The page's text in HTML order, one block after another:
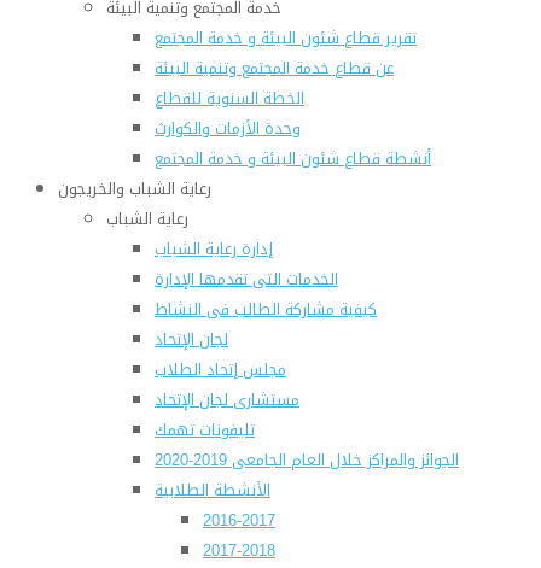
خدمة المجتمع وتنمية البيئة
تقرير قطاع شئون البيئة و خدمة المجتمع
عن قطاع خدمة المجتمع وتنمية البيئة
الخطة السنوية للقطاع
وحدة الأزمات والكوارث
أنشطة قطاع شئون البيئة و خدمة المجتمع
رعاية الشباب والخريجون
رعاية الشباب
إدارة رعاية الشباب
الخدمات التى تقدمها الإدارة
كيفية مشاركة الطالب فى النشاط
لجان الإتحاد
مجلس إتحاد الطلاب
مستشارى لجان الإتحاد
تليفونات تهمك
الجوائز والمراكز خلال العام الجامعى 2019-2020
الأنشطة الطلابية
2016-2017
2017-2018